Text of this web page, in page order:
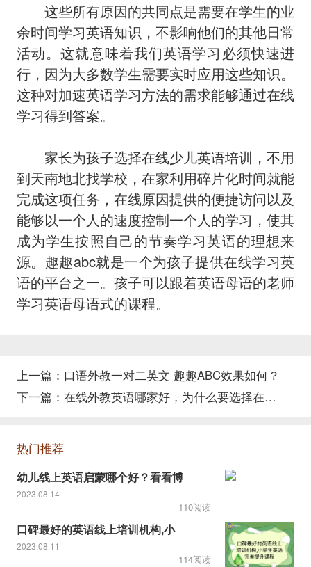
这些所有原因的共同点是需要在学生的业
余时间学习英语知识，不影响他们的其他日常
活动。这就意味着我们英语学习必须快速进
行，因为大多数学生需要实时应用这些知识。
这种对加速英语学习方法的需求能够通过在线
学习得到答案。
家长为孩子选择在线少儿英语培训，不用
到天南地北找学校，在家利用碎片化时间就能
完成这项任务，在线原因提供的便捷访问以及
能够以一个人的速度控制一个人的学习，使其
成为学生按照自己的节奏学习英语的理想来
源。趣趣abc就是一个为孩子提供在线学习英
语的平台之一。孩子可以跟着英语母语的老师
学习英语母语式的课程。
上一篇： 口语外教一对二英文 趣趣ABC效果如何？
下一篇：
在线外教英语哪家好，为什么要选择在线外教英语！
热门推荐
幼儿线上英语启蒙哪个好？看看博
2023.08.14
110阅读
口碑最好的英语线上培训机构,小
2023.08.11
114阅读